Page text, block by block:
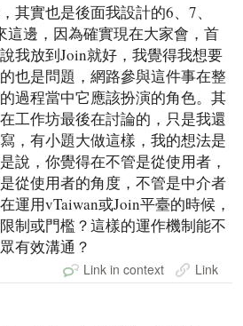
其實也是後面我設計的6、7、
這邊，因為確實現在大家會，首
我放到Join就好，我覺得我想要
也是問題，網路參與這件事在整
過程當中它應該扮演的角色。其
工作坊最後在討論的，只是我還
，有小題大做這樣，我的想法是
說，你覺得在不管是從使用者，
從使用者的角度，不管是中介者
運用vTaiwan或Join平臺的時候，
制或門檻？這樣的運作機制能不
有效溝通？
Link in context Link